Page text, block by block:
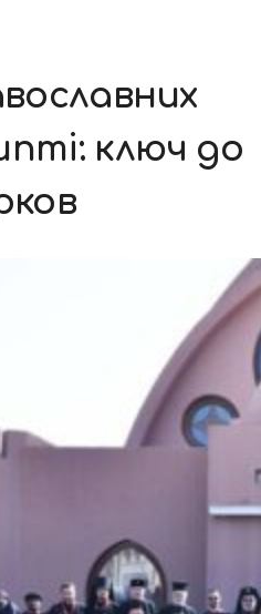
ключ до